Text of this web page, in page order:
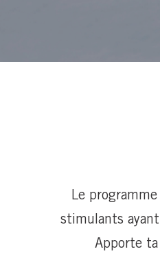
Le
stimulants
Apporte